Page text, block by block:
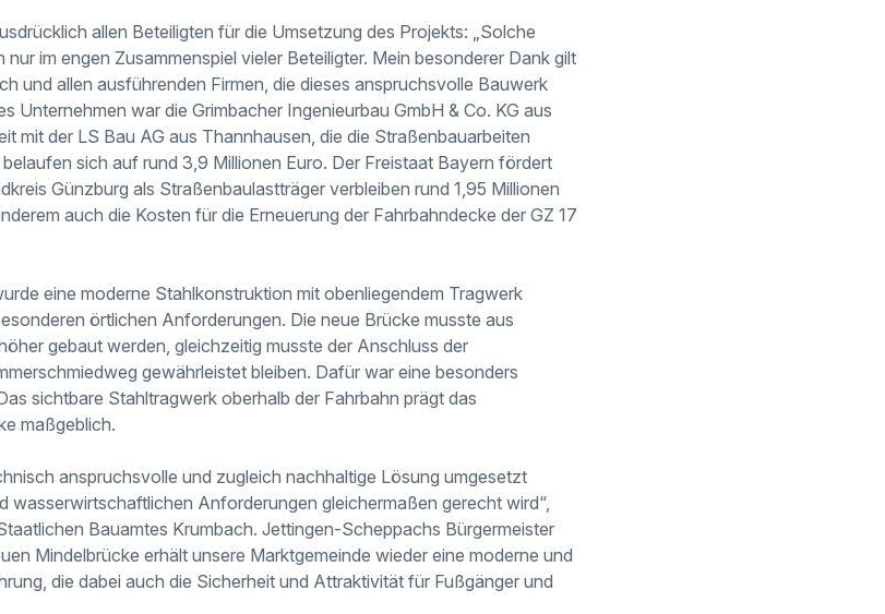
allen Beteiligten für die Umsetzung des Projekts: „Solche
im engen Zusammenspiel vieler Beteiligter. Mein besonderer Dank gilt
und allen ausführenden Firmen, die dieses anspruchsvolle Bauwerk
Unternehmen war die Grimbacher Ingenieurbau GmbH & Co. KG aus
mit der LS Bau AG aus Thannhausen, die die Straßenbauarbeiten
sich auf rund 3,9 Millionen Euro. Der Freistaat Bayern fördert
Günzburg als Straßenbaulastträger verbleiben rund 1,95 Millionen
auch die Kosten für die Erneuerung der Fahrbahndecke der GZ 17
eine moderne Stahlkonstruktion mit obenliegendem Tragwerk
örtlichen Anforderungen. Die neue Brücke musste aus
gebaut werden, gleichzeitig musste der Anschluss der
gewährleistet bleiben. Dafür war eine besonders
sichtbare Stahltragwerk oberhalb der Fahrbahn prägt das
maßgeblich.
anspruchsvolle und zugleich nachhaltige Lösung umgesetzt
wasserwirtschaftlichen Anforderungen gleichermaßen gerecht wird“,
Bauamtes Krumbach. Jettingen-Scheppachs Bürgermeister
Mindelbrücke erhält unsere Marktgemeinde wieder eine moderne und
die dabei auch die Sicherheit und Attraktivität für Fußgänger und